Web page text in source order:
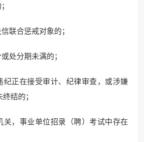
合惩戒对象的；
分期未满的；
正在接受审计、纪律审查，或涉嫌
结的；
，事业单位招录（聘）考试中存在